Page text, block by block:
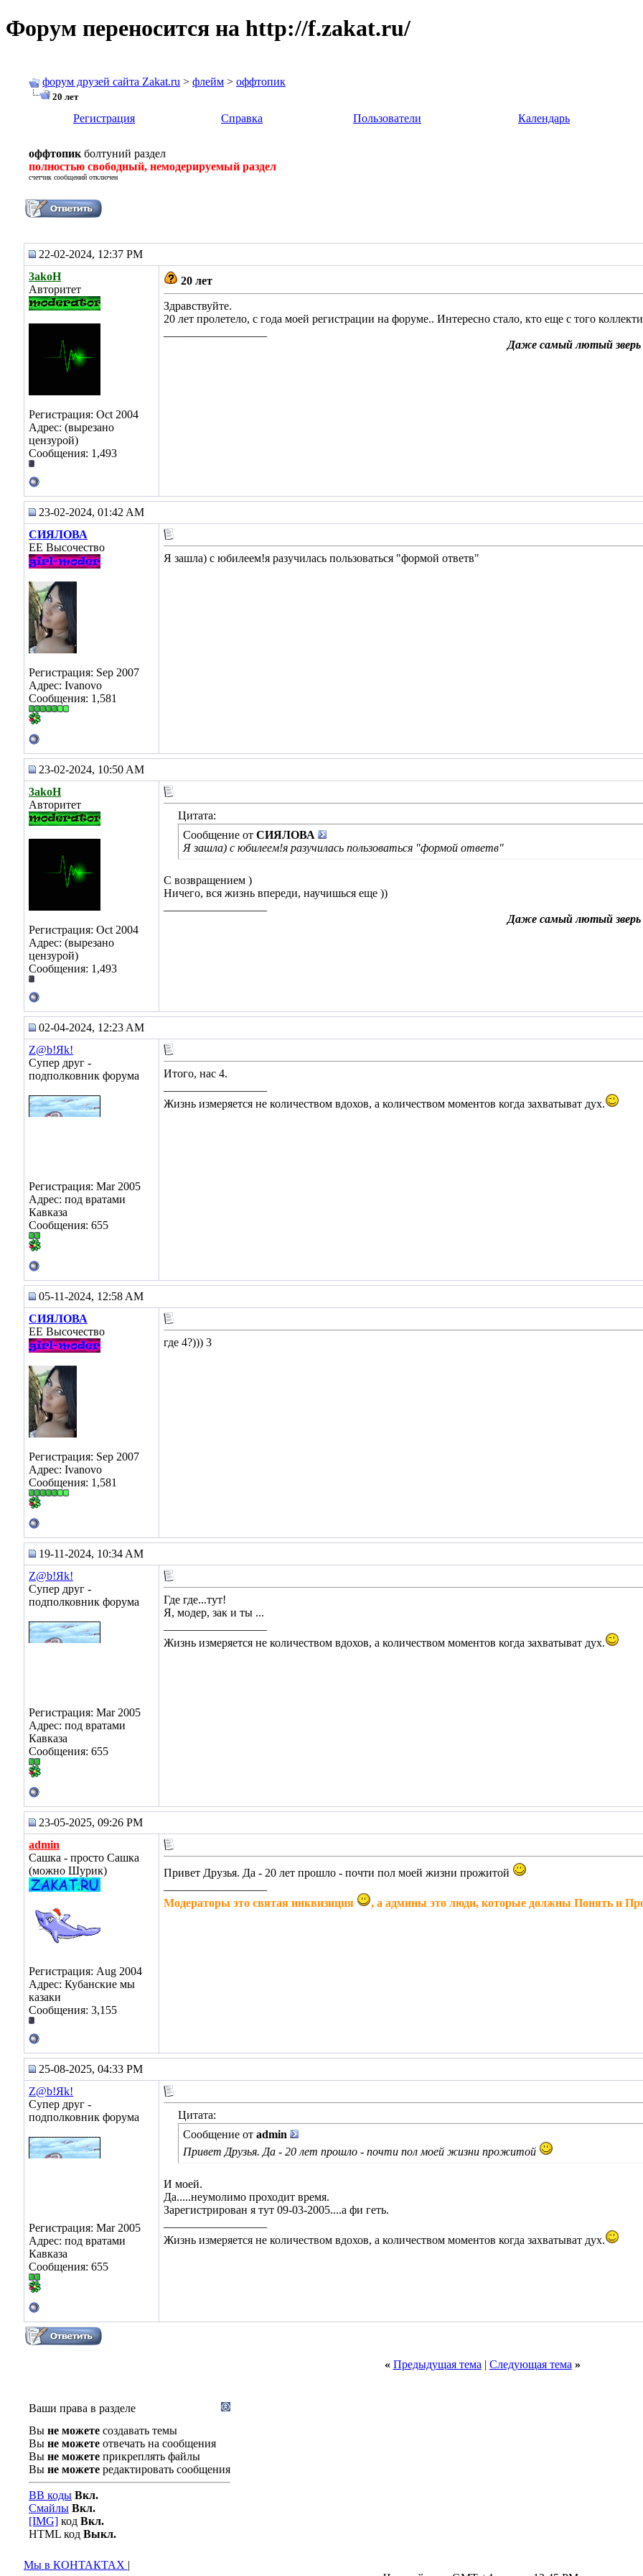
Форум переносится на http://f.zakat.ru/
форум друзей сайта Zakat.ru > флейм > оффтопик
20 лет
Регистрация Справка Пользователи Календарь
оффтопик болтуний раздел
полностью свободный, немодерируемый раздел
счетчик сообщений отключен
22-02-2024, 12:37 PM
3akoH
Авторитет
Регистрация: Oct 2004
Адрес: (вырезано
цензурой)
Сообщения: 1,493
20 лет
Здравствуйте.
20 лет пролетело, с года моей регистрации на форуме.. Интересно стало, кто еще с того
Даже самый лютый зверь
23-02-2024, 01:42 AM
СИЯЛОВА
ЕЕ Высочество
Регистрация: Sep 2007
Адрес: Ivanovo
Сообщения: 1,581
Я зашла) с юбилеем!я разучилась пользоваться "формой ответв"
23-02-2024, 10:50 AM
3akoH
Авторитет
Регистрация: Oct 2004
Адрес: (вырезано
цензурой)
Сообщения: 1,493
Цитата:
Сообщение от СИЯЛОВА
Я зашла) с юбилеем!я разучилась пользоваться "формой ответв"
С возвращением )
Ничего, вся жизнь впереди, научишься еще ))
Даже самый лютый зверь
02-04-2024, 12:23 AM
Z@b!Яk!
Супер друг -
подполковник форума
Регистрация: Mar 2005
Адрес: под вратами
Кавказа
Сообщения: 655
Итого, нас 4.
Жизнь измеряется не количеством вдохов, а количеством моментов когда захватыват дух.
05-11-2024, 12:58 AM
СИЯЛОВА
ЕЕ Высочество
Регистрация: Sep 2007
Адрес: Ivanovo
Сообщения: 1,581
где 4?))) 3
19-11-2024, 10:34 AM
Z@b!Яk!
Супер друг -
подполковник форума
Регистрация: Mar 2005
Адрес: под вратами
Кавказа
Сообщения: 655
Где где...тут!
Я, модер, зак и ты ...
Жизнь измеряется не количеством вдохов, а количеством моментов когда захватыват дух.
23-05-2025, 09:26 PM
admin
Сашка - просто Сашка
(можно Шурик)
Регистрация: Aug 2004
Адрес: Кубанские мы
казаки
Сообщения: 3,155
Привет Друзья. Да - 20 лет прошло - почти пол моей жизни прожитой
Модераторы это святая инквизиция
, а админы это люди, которые должны Понять и
25-08-2025, 04:33 PM
Z@b!Яk!
Супер друг -
подполковник форума
Регистрация: Mar 2005
Адрес: под вратами
Кавказа
Сообщения: 655
Цитата:
Сообщение от admin
Привет Друзья. Да - 20 лет прошло - почти пол моей жизни прожитой
И моей.
Да.....неумолимо проходит время.
Зарегистрирован я тут 09-03-2005....а фи геть.
Жизнь измеряется не количеством вдохов, а количеством моментов когда захватыват дух.
« Предыдущая тема | Следующая тема »
Ваши права в разделе
Вы не можете создавать темы
Вы не можете отвечать на сообщения
Вы не можете прикреплять файлы
Вы не можете редактировать сообщения
BB коды Вкл.
Смайлы Вкл.
[IMG] код Вкл.
HTML код Выкл.
Мы в КОНТАКТАХ |